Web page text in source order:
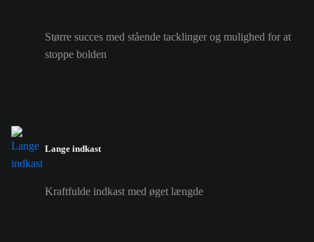
Større succes med stående tacklinger og mulighed for at
stoppe bolden
Lange indkast
Kraftfulde indkast med øget længde